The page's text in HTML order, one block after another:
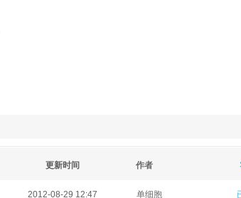
更新时间 作者
2012-08-29 12:47 单细胞